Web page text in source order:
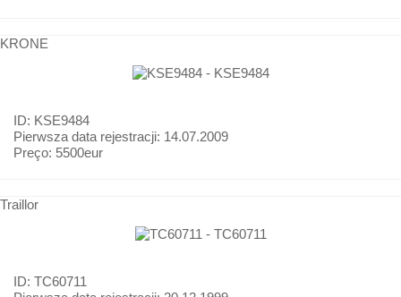
KRONE
ID: KSE9484
Pierwsza data rejestracji: 14.07.2009
Preço: 5500eur
Traillor
ID: TC60711